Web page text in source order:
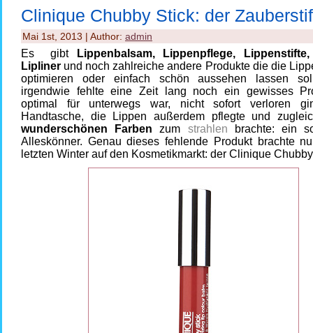
Clinique Chubby Stick: der
Mai 1st, 2013 | Author: admin
Es gibt
Lippenbalsam, Lippenpflege,
Lipliner und noch zahlreiche andere Produkte die die
optimieren oder einfach schön aussehen lassen
irgendwie fehlte eine Zeit lang noch ein gewisses
optimal für unterwegs war, nicht sofort verloren
Handtasche, die Lippen außerdem pflegte und
wunderschönen Farben zum strahlen brachte: ein
Alleskönner. Genau dieses fehlende Produkt brachte
letzten Winter auf den Kosmetikmarkt: der Clinique